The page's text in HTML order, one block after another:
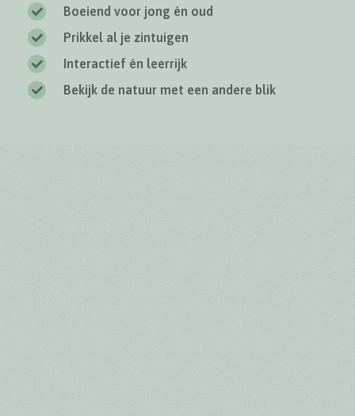
Boeiend voor jong én oud
Prikkel al je zintuigen
Interactief én leerrijk
Bekijk de natuur met een andere blik